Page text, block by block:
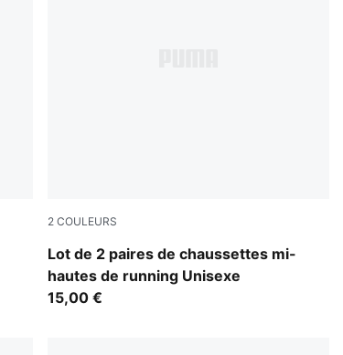
2 COULEURS
Lot de 2 paires de chaussettes mi-
hautes de running Unisexe
white
15,00 €